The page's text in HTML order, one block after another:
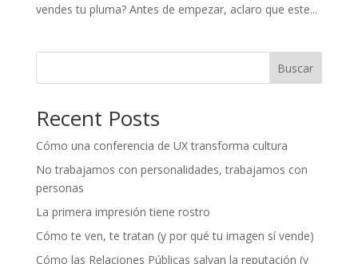
vendes tu pluma? Antes de empezar, aclaro que este...
Buscar
Recent Posts
Cómo una conferencia de UX transforma cultura
No trabajamos con personalidades, trabajamos con
personas
La primera impresión tiene rostro
Cómo te ven, te tratan (y por qué tu imagen sí vende)
Cómo las Relaciones Públicas salvan la reputación (y